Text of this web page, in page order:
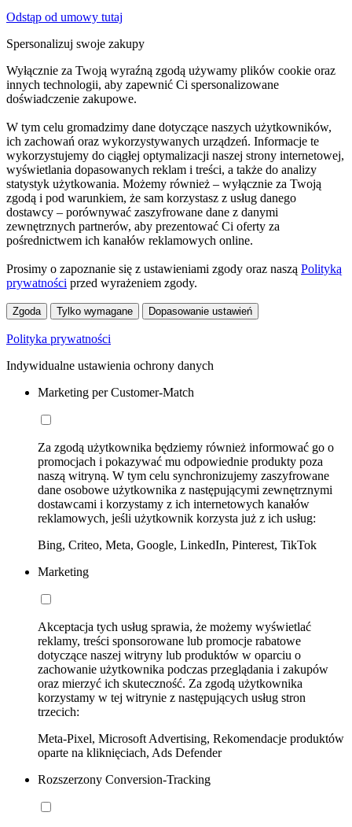
Odstąp od umowy tutaj
Spersonalizuj swoje zakupy
Wyłącznie za Twoją wyraźną zgodą używamy plików cookie oraz
innych technologii, aby zapewnić Ci spersonalizowane
doświadczenie zakupowe.
W tym celu gromadzimy dane dotyczące naszych użytkowników,
ich zachowań oraz wykorzystywanych urządzeń. Informacje te
wykorzystujemy do ciągłej optymalizacji naszej strony internetowej,
wyświetlania dopasowanych reklam i treści, a także do analizy
statystyk użytkowania. Możemy również – wyłącznie za Twoją
zgodą i pod warunkiem, że sam korzystasz z usług danego
dostawcy – porównywać zaszyfrowane dane z danymi
zewnętrznych partnerów, aby prezentować Ci oferty za
pośrednictwem ich kanałów reklamowych online.
Prosimy o zapoznanie się z ustawieniami zgody oraz naszą Polityką
prywatności przed wyrażeniem zgody.
Zgoda Tylko wymagane Dopasowanie ustawień
Polityka prywatności
Indywidualne ustawienia ochrony danych
Marketing per Customer-Match
Za zgodą użytkownika będziemy również informować go o
promocjach i pokazywać mu odpowiednie produkty poza
naszą witryną. W tym celu synchronizujemy zaszyfrowane
dane osobowe użytkownika z następującymi zewnętrznymi
dostawcami i korzystamy z ich internetowych kanałów
reklamowych, jeśli użytkownik korzysta już z ich usług:
Bing, Criteo, Meta, Google, LinkedIn, Pinterest, TikTok
Marketing
Akceptacja tych usług sprawia, że możemy wyświetlać
reklamy, treści sponsorowane lub promocje rabatowe
dotyczące naszej witryny lub produktów w oparciu o
zachowanie użytkownika podczas przeglądania i zakupów
oraz mierzyć ich skuteczność. Za zgodą użytkownika
korzystamy w tej witrynie z następujących usług stron
trzecich:
Meta-Pixel, Microsoft Advertising, Rekomendacje produktów
oparte na kliknięciach, Ads Defender
Rozszerzony Conversion-Tracking